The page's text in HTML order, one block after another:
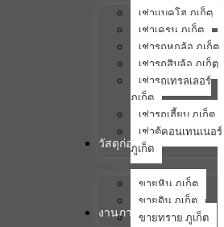
เช่าแบคโฮ ภูเก็ต
เช่าเครน ภูเก็ต
เช่ารถหกล้อ ภูเก็ต
เช่ารถสิบล้อ ภูเก็ต
เช่ารถเทรลเลอร์
ภูเก็ต
เช่ารถเฮี้ยบ ภูเก็ต
เช่าตู้คอนเทนเนอร์
ภูเก็ต
วัสดุก่อสร้าง
ขายหิน ภูเก็ต
ขายดิน ภูเก็ต
ขายทราย ภูเก็ต
งานภาคสนาม